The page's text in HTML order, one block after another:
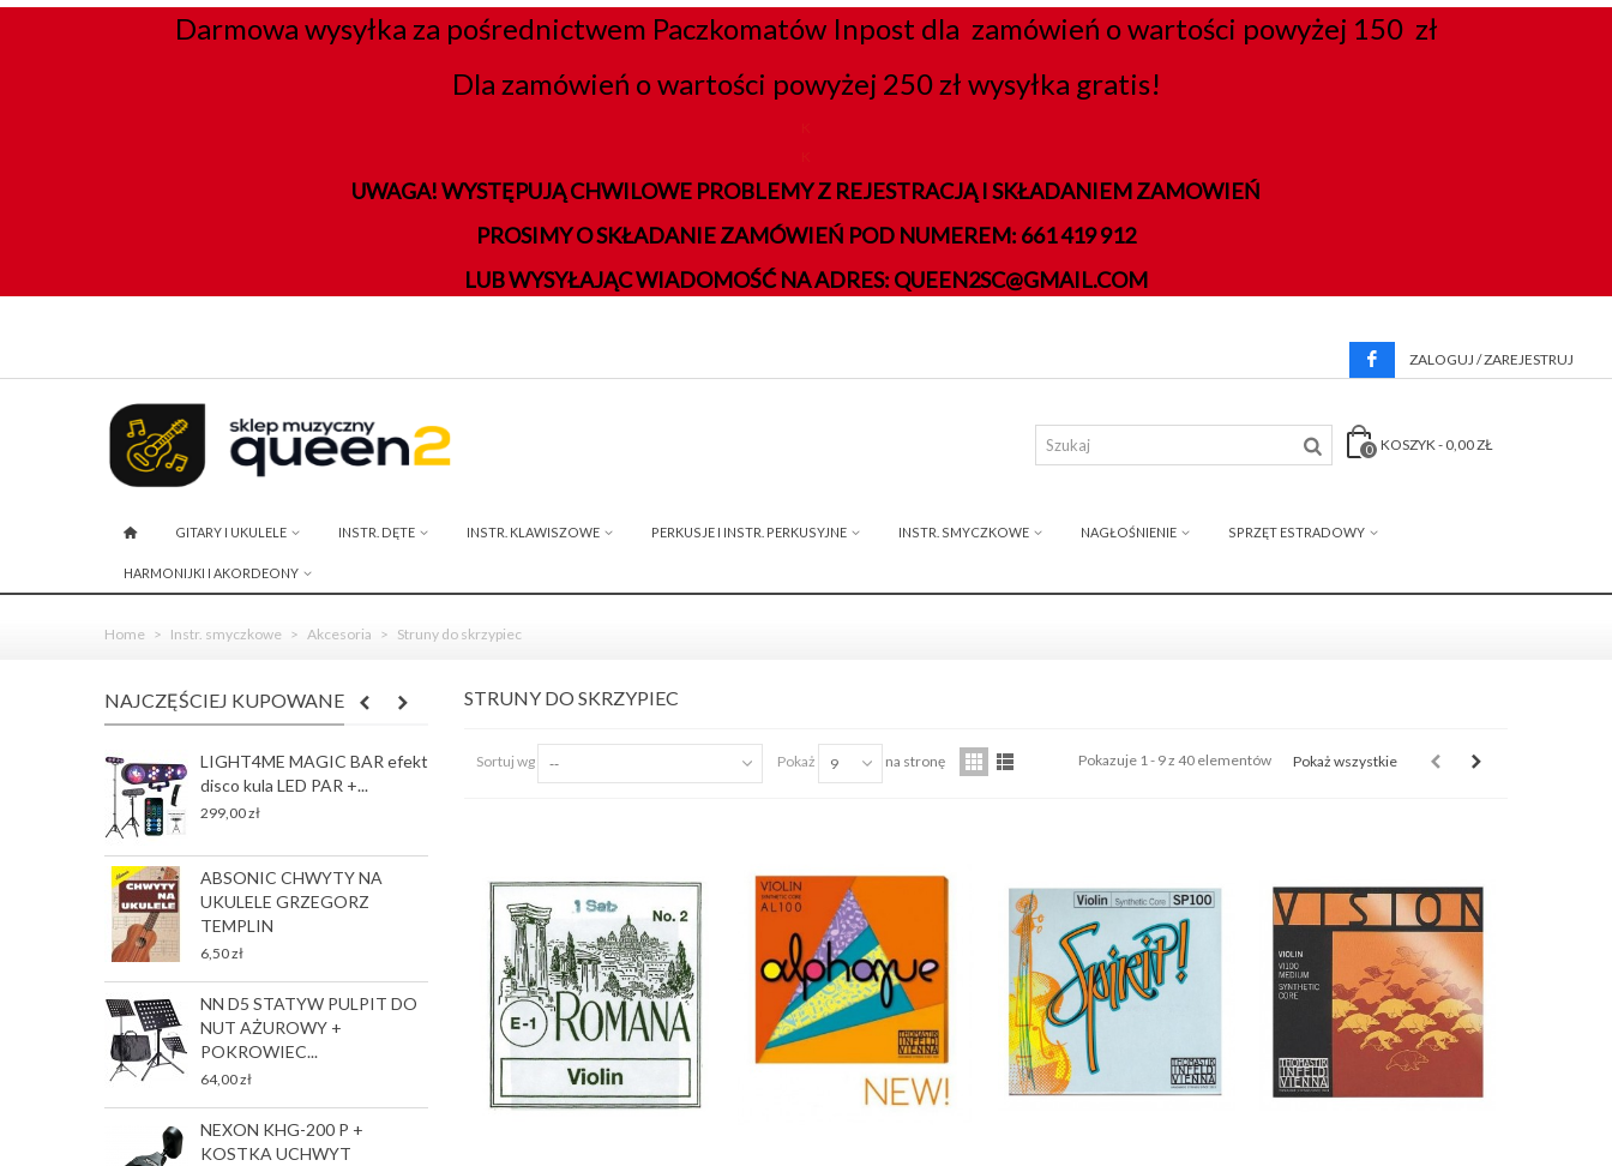
Darmowa wysyłka za pośrednictwem Paczkomatów Inpost dla zamówień o wartości powyżej 150 zł
Dla zamówień o wartości powyżej 250 zł wysyłka gratis!
UWAGA! WYSTĘPUJĄ CHWILOWE PROBLEMY Z REJESTRACJĄ I SKŁADANIEM ZAMOWIEŃ
PROSIMY O SKŁADANIE ZAMÓWIEŃ POD NUMEREM: 661 419 912
LUB WYSYŁAJĄC WIADOMOŚĆ NA ADRES: QUEEN2SC@GMAIL.COM
ZALOGUJ / ZAREJESTRUJ
0 KOSZYK- 0,00 ZŁ
GITARY I UKULELE INSTR. DĘTE INSTR. KLAWISZOWE PERKUSJE I INSTR. PERKUSYJNE INSTR. SMYCZKOWE NAGŁOŚNIENIE SPRZĘT ESTRADOWY
HARMONIJKI I AKORDEONY
Home > Instr. smyczkowe > Akcesoria > Struny do skrzypiec
NAJCZĘŚCIEJ KUPOWANE
LIGHT4ME MAGIC BAR efekt
disco kula LED PAR +...
299,00 zł
ABSONIC CHWYTY NA
UKULELE GRZEGORZ
TEMPLIN
6,50 zł
NN D5 STATYW PULPIT DO
NUT AŻUROWY +
POKROWIEC...
64,00 zł
NEXON KHG-200 P +
KOSTKA UCHWYT
RED'S MUSIC GCSA1230
STRONGER KABEL WTYKI
Gist Wood 5AX Hickory pałki
perkusyjne
35,00 zł
Gist Wood 5B Hickory pałki
perkusyjne
35,00 zł
STRUNY DO SKRZYPIEC
Sortuj wg -- Pokaż 9 na stronę Pokaż wszystkie
Pokazuje 1 - 9 z 40 elementów